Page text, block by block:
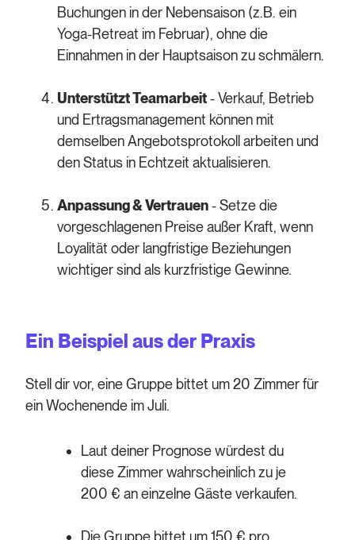
Buchungen in der Nebensaison (z.B. ein
Yoga-Retreat im Februar), ohne die
Einnahmen in der Hauptsaison zu schmälern.
Unterstützt Teamarbeit- Verkauf, Betrieb
und Ertragsmanagement können mit
demselben Angebotsprotokoll arbeiten und
den Status in Echtzeit aktualisieren.
Anpassung & Vertrauen- Setze die
vorgeschlagenen Preise außer Kraft, wenn
Loyalität oder langfristige Beziehungen
wichtiger sind als kurzfristige Gewinne.
Ein Beispiel aus der Praxis
Stell dir vor, eine Gruppe bittet um 20 Zimmer für
ein Wochenende im Juli.
Laut deiner Prognose würdest du
diese Zimmer wahrscheinlich zu je
200 € an einzelne Gäste verkaufen.
Die Gruppe bittet um 150 € pro